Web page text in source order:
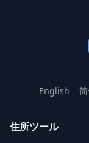
English
住所ツール